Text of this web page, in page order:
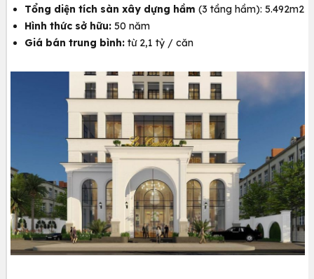
Tổng diện tích sàn xây dựng hầm (3 tầng hầm): 5.492m2
Hình thức sở hữu: 50 năm
Giá bán trung bình: từ 2,1 tỷ / căn